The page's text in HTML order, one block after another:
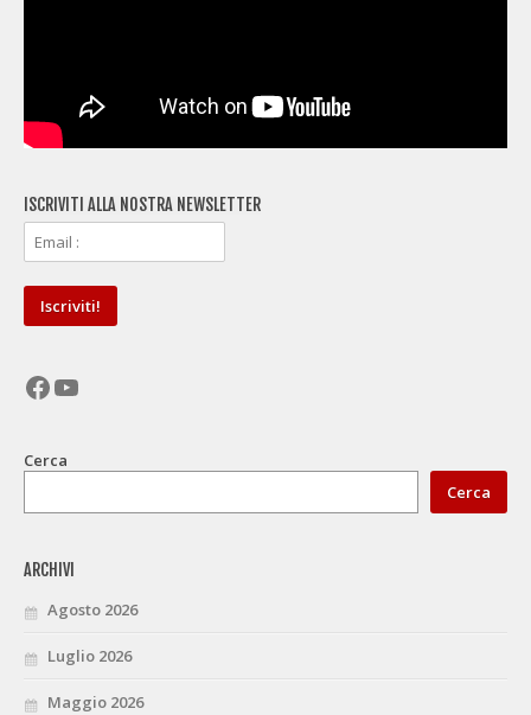
ISCRIVITI ALLA NOSTRA NEWSLETTER
Facebook
YouTube
Cerca
Cerca
ARCHIVI
Agosto 2026
Luglio 2026
Maggio 2026